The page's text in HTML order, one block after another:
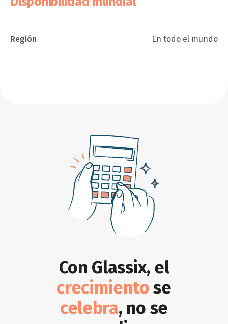
Región En todo el mundo
Con Glassix, el
crecimientose
celebra, no se